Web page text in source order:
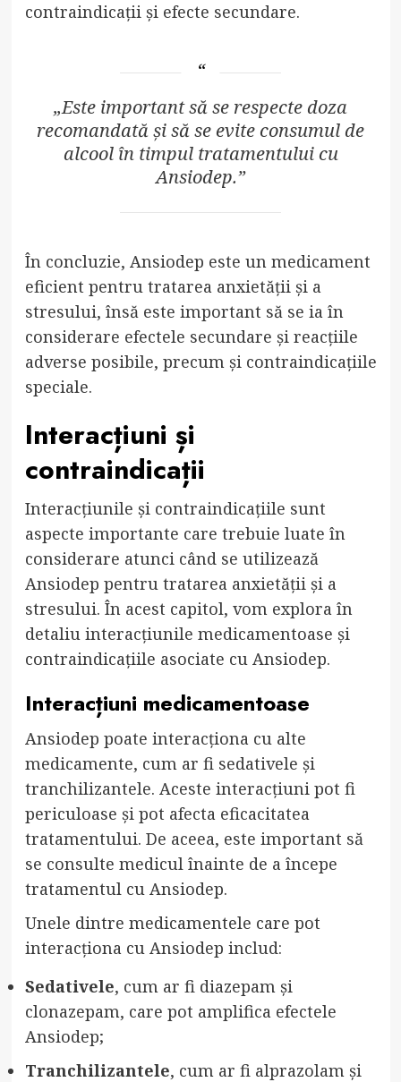
contraindicații și efecte secundare.
„Este important să se respecte doza
recomandată și să se evite consumul de
alcool în timpul tratamentului cu
Ansiodep.”
În concluzie, Ansiodep este un medicament
eficient pentru tratarea anxietății și a
stresului, însă este important să se ia în
considerare efectele secundare și reacțiile
adverse posibile, precum și contraindicațiile
speciale.
Interacțiuni și
contraindicații
Interacțiunile și contraindicațiile sunt
aspecte importante care trebuie luate în
considerare atunci când se utilizează
Ansiodep pentru tratarea anxietății și a
stresului. În acest capitol, vom explora în
detaliu interacțiunile medicamentoase și
contraindicațiile asociate cu Ansiodep.
Interacțiuni medicamentoase
Ansiodep poate interacționa cu alte
medicamente, cum ar fi sedativele și
tranchilizantele. Aceste interacțiuni pot fi
periculoase și pot afecta eficacitatea
tratamentului. De aceea, este important să
se consulte medicul înainte de a începe
tratamentul cu Ansiodep.
Unele dintre medicamentele care pot
interacționa cu Ansiodep includ:
Sedativele, cum ar fi diazepam și
clonazepam, care pot amplifica efectele
Ansiodep;
Tranchilizantele, cum ar fi alprazolam și